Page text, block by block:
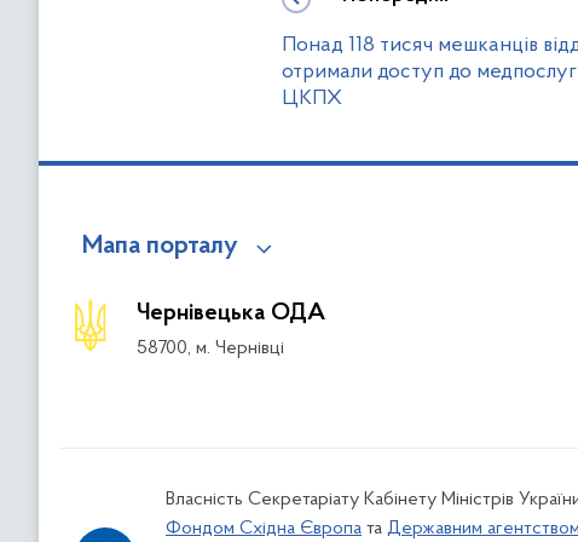
Понад 118 тисяч мешканців
отримали доступ до
ЦКПХ
Мапа порталу
Чернівецька ОДА
58700, м. Чернівці
Власність Секретаріату Кабінету Міністрів
Фондом Східна Європа та Державним